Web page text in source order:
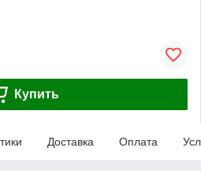
Купить
Доставка Оплата